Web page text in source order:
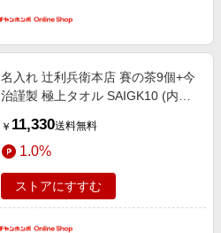
名入れ 辻利兵衛本店 賽の茶9個+今
治謹製 極上タオル SAIGK10 (内祝
ホンポ限定 内祝い・お返しギフト
名入れギフト・顔写真＋名入れギフ
ト 組み合わせギフ
￥ 11,330送料無料
1.0%
ストアにすすむ